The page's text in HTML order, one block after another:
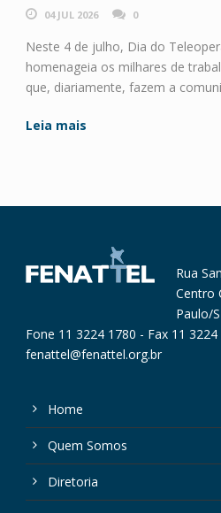
04 JUL 2026 0
Neste 4 de julho, Dia do
homenageia os milhares de
que, diariamente, fazem a
Leia mais
Rua
Centro
Paulo/
Fone 11 3224 1780 - Fax 11 3224
fenattel@fenattel.org.br
Home
Quem Somos
Diretoria